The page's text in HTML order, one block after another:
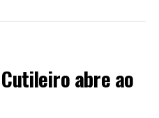
abre ao